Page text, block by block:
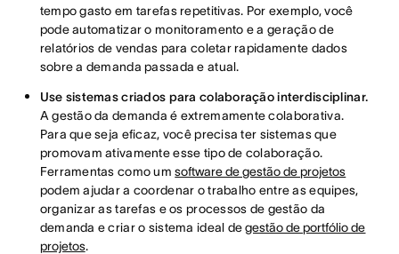
tempo gasto em tarefas repetitivas. Por exemplo, você
pode automatizar o monitoramento e a geração de
relatórios de vendas para coletar rapidamente dados
sobre a demanda passada e atual.
Use sistemas criados para colaboração interdisciplinar.
A gestão da demanda é extremamente colaborativa.
Para que seja eficaz, você precisa ter sistemas que
promovam ativamente esse tipo de colaboração.
Ferramentas como umsoftware de gestão de projetos
podem ajudar a coordenar o trabalho entre as equipes,
organizar as tarefas e os processos de gestão da
demanda e criar o sistema ideal degestão de portfólio de
projetos.